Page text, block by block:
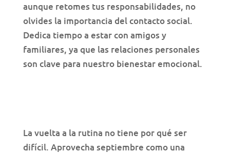
aunque retomes tus responsabilidades, no
olvides la importancia del contacto social.
Dedica tiempo a estar con amigos y
familiares, ya que las relaciones personales
son clave para nuestro bienestar emocional.
La vuelta a la rutina no tiene por qué ser
difícil. Aprovecha septiembre como una